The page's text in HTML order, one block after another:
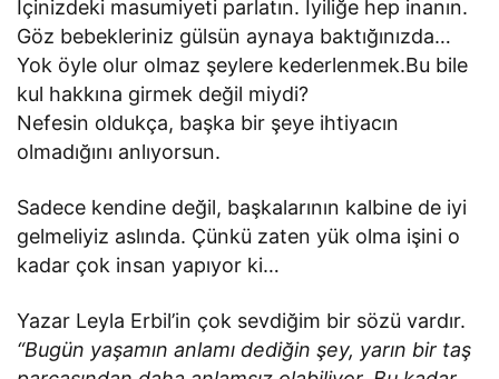
İçinizdeki masumiyeti parlatın. İyiliğe hep inanın.
Göz bebekleriniz gülsün aynaya baktığınızda…
Yok öyle olur olmaz şeylere kederlenmek.Bu bile
kul hakkına girmek değil miydi?
Nefesin oldukça, başka bir şeye ihtiyacın
olmadığını anlıyorsun.
Sadece kendine değil, başkalarının kalbine de iyi
gelmeliyiz aslında. Çünkü zaten yük olma işini o
kadar çok insan yapıyor ki…
Yazar Leyla Erbil’in çok sevdiğim bir sözü vardır.
“Bugün yaşamın anlamı dediğin şey, yarın bir taş